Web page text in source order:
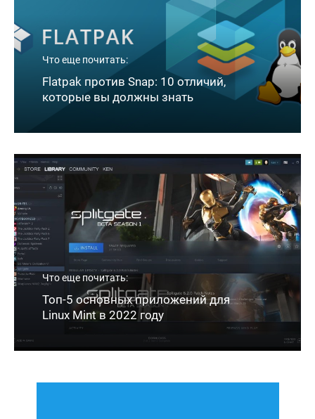
Что еще почитать:
Flatpak против Snap: 10 отличий,
которые вы должны знать
Что еще почитать:
Топ-5 основных приложений для
Linux Mint в 2022 году